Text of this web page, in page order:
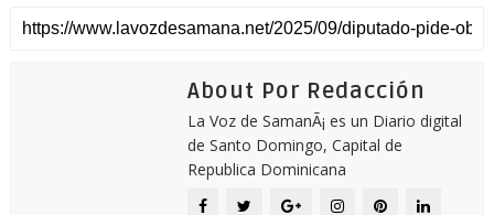
About Por Redacción
La Voz de SamanÃ¡ es un Diario digital
de Santo Domingo, Capital de
Republica Dominicana